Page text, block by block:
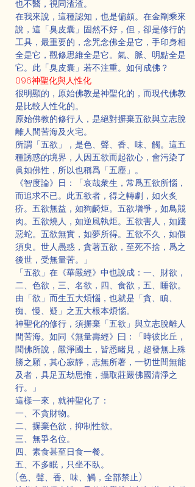
也不醫，視同渣渣。
在我來說，這種認知，也是偏頗。在金剛乘來
說，這「臭皮囊」固然不好，但，卻是修行的
工具，最重要的，念咒念佛全是它，手印身相
全是它，觀修思維全是它。氣、脈、明點全是
它。此「臭皮囊」若不注重。如何成佛？
096神聖化與人性化
很明顯的，原始佛教是神聖化的，而現代佛教
是比較人性化的。
原始佛教的修行人，是絕對摒棄五欲與立志脫
離人間苦海及火宅。
所謂「五欲」，是色、聲、香、味、觸。這五
種誘惑的境界，人因五欲而起欲心，會污染了
眞如佛性，所以也稱爲「五塵」。
《智度論》日：「哀哉衆生，常爲五欲所惱，
而追求不已。此五欲者，得之轉劇，如火炙
疥。五欲無益，如狗齮炬。五欲增爭，如鳥競
肉。五欲燒人，如逆風執炬。五欲害人，如踐
惡蛇。五欲無實，如夢所得。五欲不久，如假
須臾。世人愚惑，貪著五欲，至死不捨，爲之
後世，受無量苦。」
「五欲」在《華嚴經》中也說成：一、財欲，
二、色欲，三、名欲，四、食欲，五、睡欲。
由「欲」而生五大煩惱，也就是「貪、瞋、
痴、慢、疑」之五大根本煩惱。
神聖化的修行，須摒棄「五欲」與立志脫離人
間苦海。如同《無量壽經》曰：「時彼比丘，
聞佛所說，嚴淨國土，皆悉睹見，超發無上殊
勝之願，其心寂靜，志無所著，一切世間無能
及者，具足五劫思惟，攝取莊嚴佛國清淨之
行。」
這樣一來，就神聖化了：
一、不貪財物。
二、摒棄色欲，抑制性欲。
三、無爭名位。
四、素食甚至日食一餐。
五、不多眠，只坐不臥。
(色、聲、香、味、觸，全部禁止)